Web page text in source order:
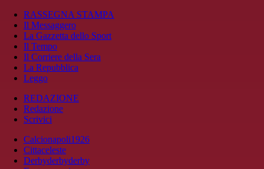
RASSEGNA STAMPA
Il Messaggero
La Gazzetta dello Sport
Il Tempo
Il Corriere della Sera
La Repubblica
Leggo
REDAZIONE
Redazione
Scrivici
Calcionapoli1926
Cittaceleste
Derbyderbyderby